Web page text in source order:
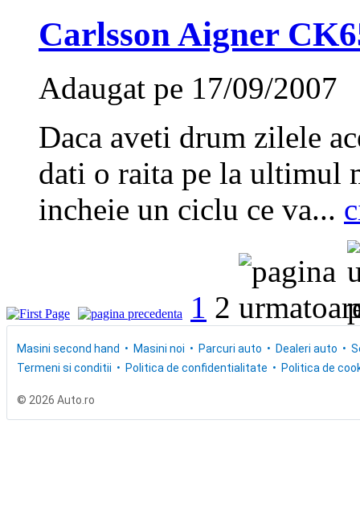
Carlsson Aigner
Adaugat pe 17/09/2007
Daca aveti drum zilele
dati o raita pe la ultimul
incheie un ciclu ce va...
1 2
Masini second hand Masini noi Parcuri auto Dealeri auto
Termeni si conditii
Politica de confidentialitate Politica de
© 2026 Auto.ro